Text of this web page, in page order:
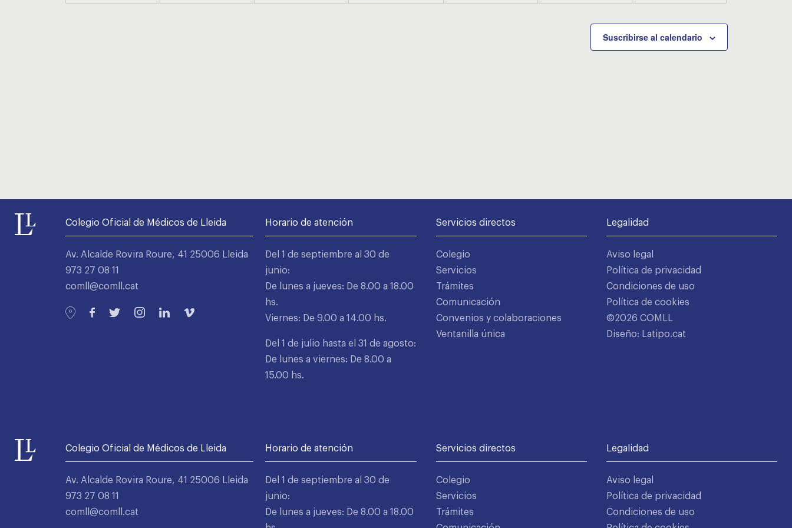
Suscribirse al calendario
Colegio Oficial de Médicos de Lleida
Av. Alcalde Rovira Roure, 41 25006 Lleida
973 27 08 11
comll@comll.cat
Horario de atención
Del 1 de septiembre al 30 de
junio:
De lunes a jueves: De 8.00 a 18.00
hs.
Viernes: De 9.00 a 14.00 hs.
Del 1 de julio hasta el 31 de agosto:
De lunes a viernes: De 8.00 a
15.00 hs.
Servicios directos
Colegio
Servicios
Trámites
Comunicación
Convenios y colaboraciones
Ventanilla única
Legalidad
Aviso legal
Política de privacidad
Condiciones de uso
Política de cookies
©2026 COMLL
Diseño: Latipo.cat
Colegio Oficial de Médicos de Lleida
Av. Alcalde Rovira Roure, 41 25006 Lleida
973 27 08 11
comll@comll.cat
Horario de atención
Del 1 de septiembre al 30 de
junio:
De lunes a jueves: De 8.00 a 18.00
Servicios directos
Colegio
Servicios
Trámites
Legalidad
Aviso legal
Política de privacidad
Condiciones de uso